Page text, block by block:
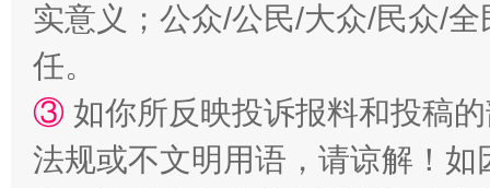
实意义；公众/公民/大众/民众/
任。
③ 如你所反映投诉报料和投稿
法规或不文明用语，请谅解！